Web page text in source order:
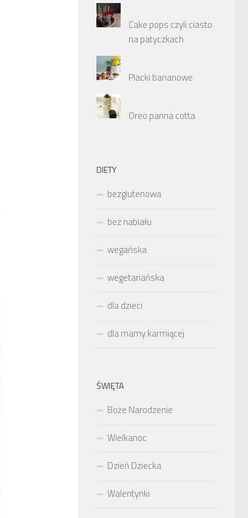
Cake pops czyli ciasto
na patyczkach
Placki bananowe
Oreo panna cotta
DIETY
bezglutenowa
bez nabiału
wegańska
wegetariańska
dla dzieci
dla mamy karmiącej
ŚWIĘTA
Boże Narodzenie
Wielkanoc
Dzień Dziecka
Walentynki